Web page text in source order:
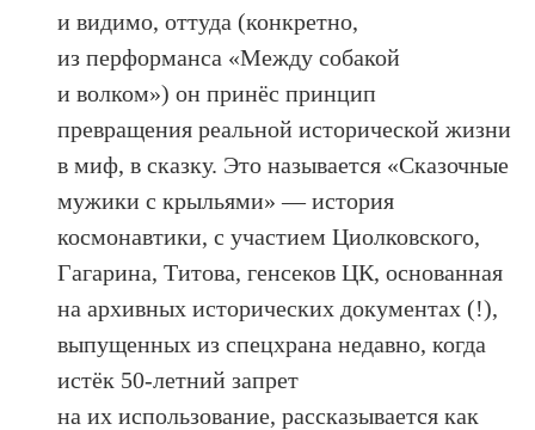
и видимо, оттуда (конкретно,
из перформанса «Между собакой
и волком») он принёс принцип
превращения реальной исторической жизни
в миф, в сказку. Это называется «Сказочные
мужики с крыльями» — история
космонавтики, с участием Циолковского,
Гагарина, Титова, генсеков ЦК, основанная
на архивных исторических документах (!),
выпущенных из спецхрана недавно, когда
истёк 50-летний запрет
на их использование, рассказывается как